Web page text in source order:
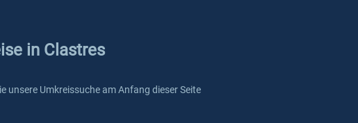
in Clastres
unsere Umkreissuche am Anfang dieser Seite